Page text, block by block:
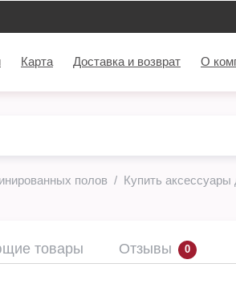
Карта Доставка и возврат О
полов Купить
товары Отзывы 0